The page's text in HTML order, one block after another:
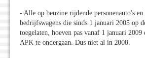
- Alle op benzine rijdende personenauto's
bedrijfswagens die sinds 1 januari 2005 op
toegelaten, hoeven pas vanaf 1 januari 2009
APK te ondergaan. Dus niet al in 2008.